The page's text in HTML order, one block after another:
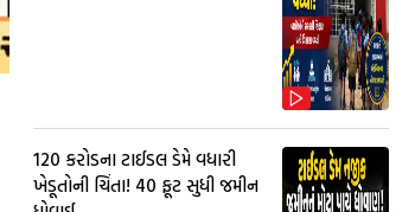
₹120 કરોડના ટાઈડલ ડેમે વધારી
ખેડૂતોની ચિંતા! 40 ફૂટ સુધી જમીન